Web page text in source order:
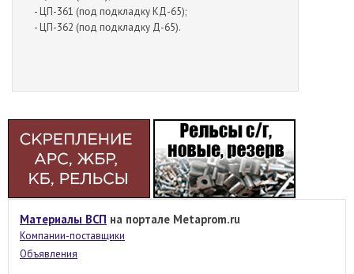
- ЦП-361 (пοд пοдкладку КД-65);
- ЦП-362 (пοд пοдкладку Д-65).
Материалы ВСП на портале Metaprom.ru
Компании-поставщики
Объявления